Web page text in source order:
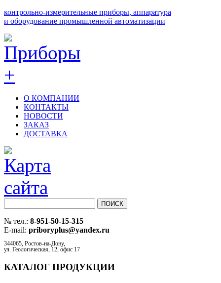
контрольно-измерительные приборы, аппаратура
и оборудование промышленной автоматизации
О КОМПАНИИ
КОНТАКТЫ
НОВОСТИ
ЗАКАЗ
ДОСТАВКА
№ тел.: 8-951-50-15-315
E-mail: priboryplus@yandex.ru
344065, Ростов-на-Дону,
ул. Геологическая, 12, офис 17
КАТАЛОГ ПРОДУКЦИИ